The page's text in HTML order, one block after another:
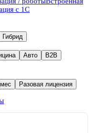
с 1С
Гибрид
Авто
B2B
Разовая лицензия